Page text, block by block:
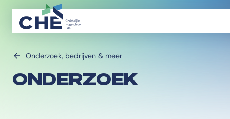
Onderzoek, bedrijven & meer
ONDERZOEK